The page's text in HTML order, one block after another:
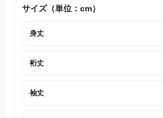
サイズ（単位：cm）
身丈
裄丈
袖丈